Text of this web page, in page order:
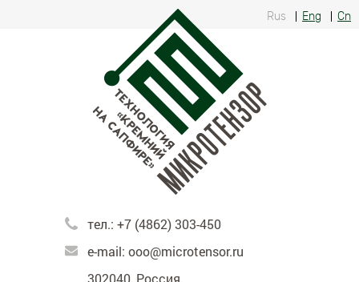
Rus Eng Cn
тел.: +7 (4862) 303-450
e-mail: ooo@microtensor.ru
302040, Россия,